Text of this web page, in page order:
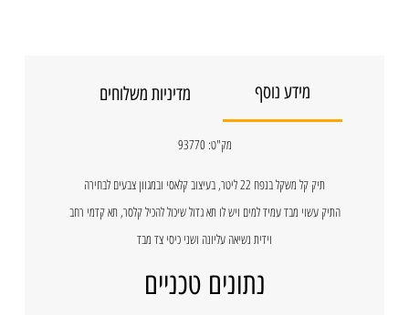
מידע נוסף מדיניות משלוחים
מק"ט: 93770
תיק קל משקל בנפח 22 ליטר, בעיצוב קלאסי ובמגוון צבעים לבחירה
התיק עשוי מבד עמיד למים ויש לו תא גדול שיכול להכיל קלסר, תא קדמי רחב
וידית נשיאה עליונה ושני כיסי צד מבד
נתונים טכניים